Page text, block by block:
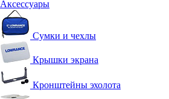
Аксессуары
Сумки и чехлы
Крышки экрана
Кронштейны эхолота